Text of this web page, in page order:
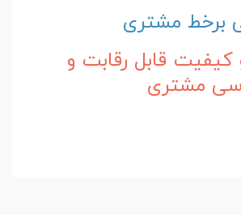
برخط مشتری
قابل رقابت و
مشتری